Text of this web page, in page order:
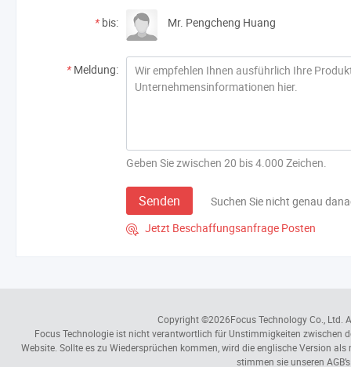
* bis: Mr. Pengcheng Huang
* Meldung:
Geben Sie zwischen 20 bis 4.000 Zeichen.
Senden Suchen Sie nicht genau
 Jetzt Beschaffungsanfrage Posten
Copyright ©2026Focus Technology Co., Ltd.
Focus Technologie ist nicht verantwortlich für Unstimmigkeiten zwischen
Website. Sollte es zu Wiedersprüchen kommen, wird die englische Version
stimmen sie unseren